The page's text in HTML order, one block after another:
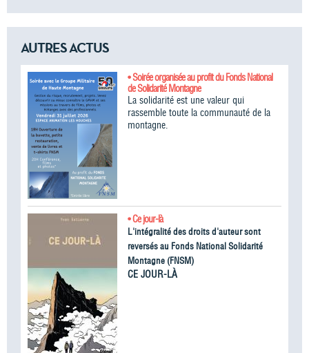
AUTRES ACTUS
• Soirée organisée au profit du Fonds National
de Solidarité Montagne
La solidarité est une valeur qui
rassemble toute la communauté de la
montagne.
• Ce jour-là
L'intégralité des droits d'auteur sont
reversés au Fonds National Solidarité
Montagne (FNSM)
CE JOUR-LÀ